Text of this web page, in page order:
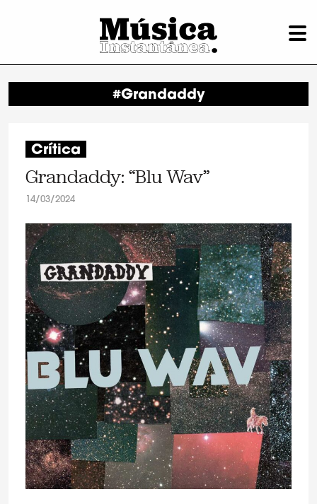
#Grandaddy
Crítica
Grandaddy: “Blu Wav”
14/03/2024